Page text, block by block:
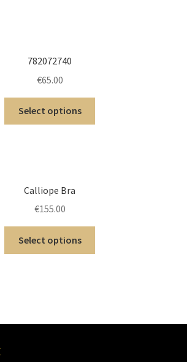
782072740
€65.00
Select options
Calliope Bra
€155.00
Select options